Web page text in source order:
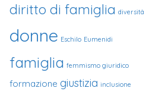
diritto di famiglia diversità
donne Eschilo Eumenidi
famiglia femmismo giuridico
formazione giustizia inclusione